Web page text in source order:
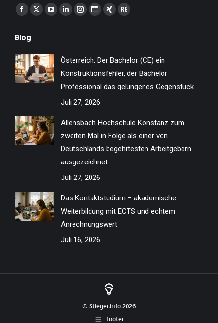
Finden Sie uns auf:
Facebook
opens
in
new
window
X
in
new
window
YouTube
in
new
window
Linkedin
new
window
Instagram
new
window
Website
new
window
XING
new
window
ResearchGate
new
window
Blog
Österreich: Der Bachelor (CE) ein
Konstruktionsfehler, der Bachelor
Professional das gelungenes Gegenstück
Juli 27, 2026
Allensbach Hochschule Konstanz zum
zweiten Mal in Folge als einer von
Deutschlands begehrtesten Arbeitgebern
ausgezeichnet
Juli 27, 2026
Das Kontaktstudium – akademische
Weiterbildung mit ECTS und echtem
Anrechnungswert
Juli 16, 2026
© Stieger.info 2026
Footer